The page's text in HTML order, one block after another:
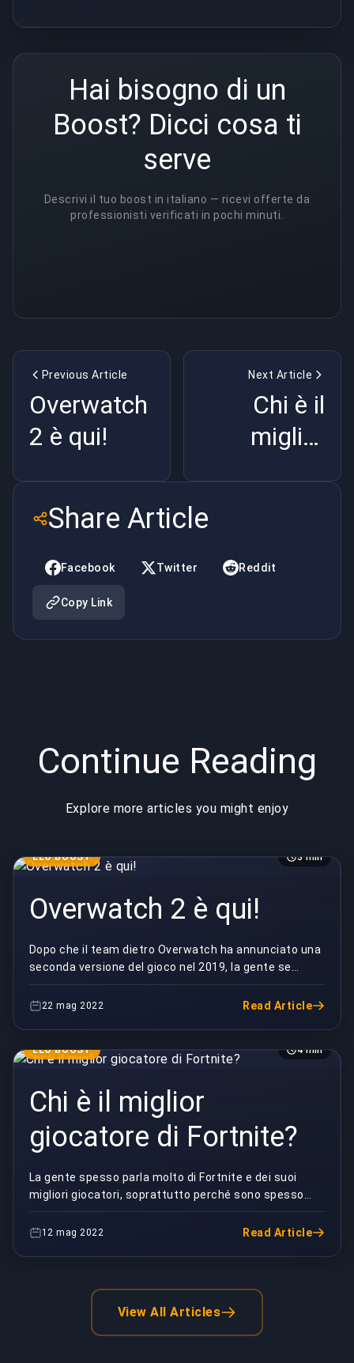
Hai bisogno di un
Boost? Dicci cosa ti
serve
Descrivi il tuo boost in italiano — ricevi offerte da
professionisti verificati in pochi minuti.
Previous Article
Overwatch
2 è qui!
Next Article
Chi è il
miglior
Share Article
Facebook Twitter Reddit
Copy Link
Continue Reading
Explore more articles you might enjoy
ELO BOOST 3 min
Overwatch 2 è qui!
Dopo che il team dietro Overwatch ha annunciato una
seconda versione del gioco nel 2019, la gente se
l'aspettava. Finalmente è arrivata, e questo arti...
22 mag 2022 Read Article
ELO BOOST 4 min
Chi è il miglior
giocatore di Fortnite?
La gente spesso parla molto di Fortnite e dei suoi
migliori giocatori, soprattutto perché sono spesso
molto giovani. Questo articolo si concentra sui ...
12 mag 2022 Read Article
View All Articles